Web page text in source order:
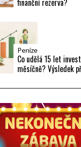
Peníze
Co udělá 15 let
měsíčně? Výsledek